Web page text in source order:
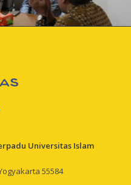
1 2 3
Universitas Islam
55584